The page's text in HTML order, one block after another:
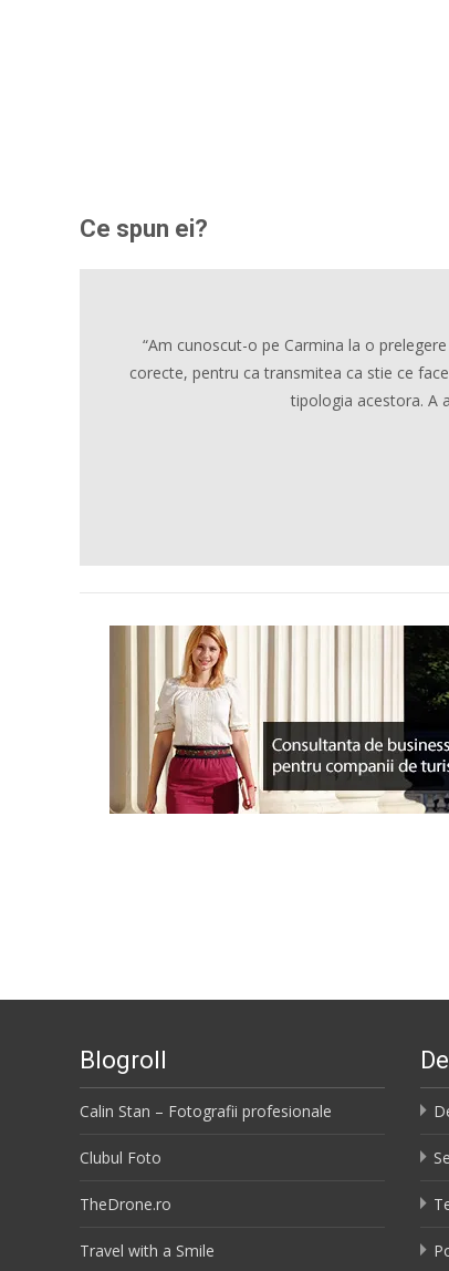
Ce spun ei?
“Am cunoscut-o pe Carmina la o
corecte, pentru ca transmitea ca stie ce
tipologia acestora. A
Blogroll
Calin Stan – Fotografii profesionale
Clubul Foto
TheDrone.ro
Travel with a Smile